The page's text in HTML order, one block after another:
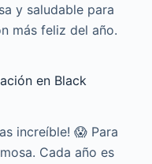
y saludable para
más feliz del año.
en Black
increíble! 😱 Para
Cada año es